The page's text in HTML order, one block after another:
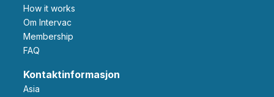
How it works
Om Intervac
Membership
FAQ
Kontaktinformasjon
Asia